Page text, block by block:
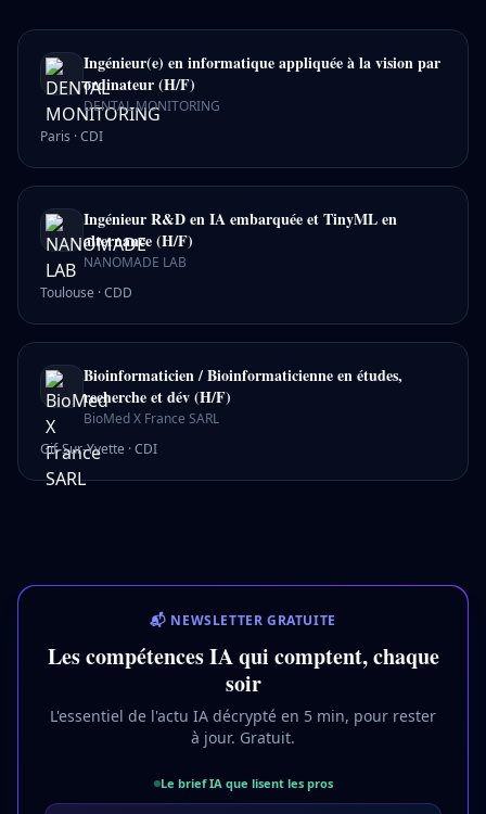
Ingénieur(e) en informatique appliquée à la vision par
ordinateur (H/F)
DENTAL MONITORING
Paris ·CDI
Ingénieur R&D en IA embarquée et TinyML en
alternance (H/F)
NANOMADE LAB
Toulouse ·CDD
Bioinformaticien / Bioinformaticienne en études,
recherche et dév (H/F)
BioMed X France SARL
Gif-Sur-Yvette ·CDI
📬 NEWSLETTER GRATUITE
Les compétences IA qui comptent, chaque
soir
L'essentiel de l'actu IA décrypté en 5 min, pour rester
à jour. Gratuit.
Le brief IA que lisent les pros